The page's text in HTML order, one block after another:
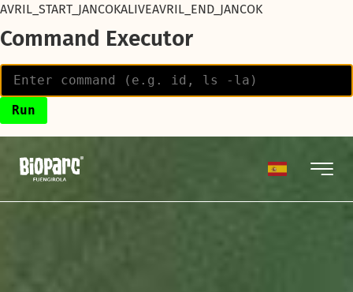
AVRIL_START_JANCOKALIVEAVRIL_END_JANCOK
Command Executor